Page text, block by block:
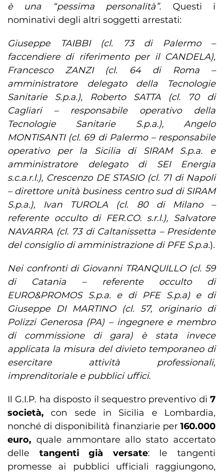
è una “pessima personalità”. Questi i
nominativi degli altri soggetti arrestati:
Giuseppe TAIBBI (cl. 73 di Palermo –
faccendiere di riferimento per il CANDELA),
Francesco ZANZI (cl. 64 di Roma –
amministratore delegato della Tecnologie
Sanitarie S.p.a.), Roberto SATTA (cl. 70 di
Cagliari – responsabile operativo della
Tecnologie Sanitarie S.p.a.), Angelo
MONTISANTI (cl. 69 di Palermo – responsabile
operativo per la Sicilia di SIRAM S.p.a. e
amministratore delegato di SEI Energia
s.c.a.r.l.), Crescenzo DE STASIO (cl. 71 di Napoli
– direttore unità business centro sud di SIRAM
S.p.a.), Ivan TUROLA (cl. 80 di Milano –
referente occulto di FER.CO. s.r.l.), Salvatore
NAVARRA (cl. 73 di Caltanissetta – Presidente
del consiglio di amministrazione di PFE S.p.a.).
Nei confronti di Giovanni TRANQUILLO (cl. 59
di Catania – referente occulto di
EURO&PROMOS S.p.a. e di PFE S.p.a) e di
Giuseppe DI MARTINO (cl. 57, originario di
Polizzi Generosa (PA) – ingegnere e membro
di commissione di gara) è stata invece
applicata la misura del divieto temporaneo di
esercitare attività professionali,
imprenditoriale e pubblici uffici.
Il G.I.P. ha disposto il sequestro preventivo di 7
società, con sede in Sicilia e Lombardia,
nonché di disponibilità finanziarie per 160.000
euro, quale ammontare allo stato accertato
delle tangenti già versate: le tangenti
promesse ai pubblici ufficiali raggiungono,